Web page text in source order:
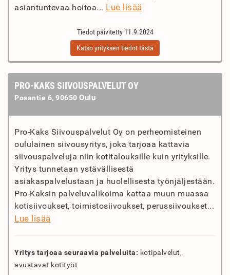
asiantuntevaa hoitoa... Lue lisää
Tiedot päivitetty 11.9.2024
Katso yrityksen tiedot tästä
PRO-KAKS SIIVOUSPALVELUT OY
Posantie 6, 90650 Oulu
Pro-Kaks Siivouspalvelut Oy on perheomisteinen
oululainen siivousyritys, joka tarjoaa kattavia
siivouspalveluja niin kotitalouksille kuin yrityksille.
Yritys tunnetaan ystävällisestä
asiakaspalvelustaan ja huolellisesta työnjäljestään.
Pro-Kaksin palveluvalikoima kattaa muun muassa
kotisiivoukset, toimistosiivoukset, perussiivoukset...
Lue lisää
Yritys tarjoaa seuraavia palveluita: kotipalvelut,
avustavat kotityöt